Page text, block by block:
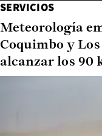
SERVICIOS
Meteorología
Coquimbo y
alcanzar los 90